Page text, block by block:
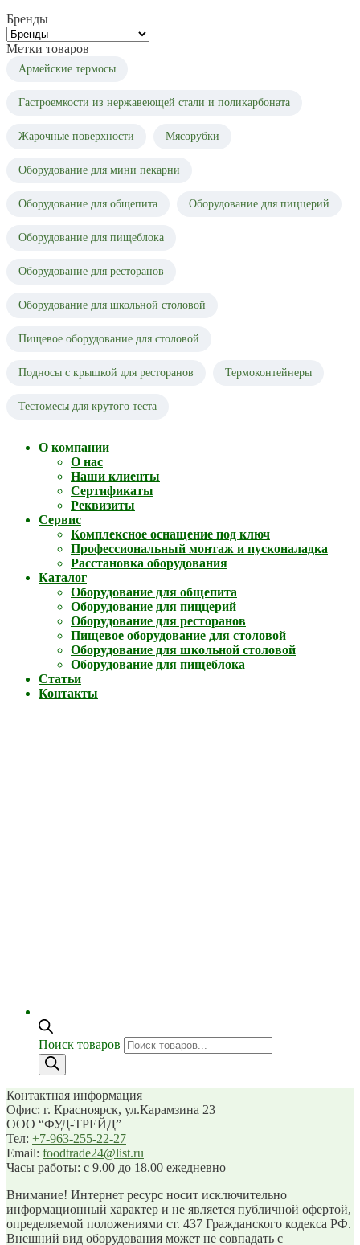
Бренды
Метки товаров
Армейские термосы
Гастроемкости из нержавеющей стали и поликарбоната
Жарочные поверхности Мясорубки
Оборудование для мини пекарни
Оборудование для общепита Оборудование для пиццерий
Оборудование для пищеблока
Оборудование для ресторанов
Оборудование для школьной столовой
Пищевое оборудование для столовой
Подносы с крышкой для ресторанов Термоконтейнеры
Тестомесы для крутого теста
О компании
О нас
Наши клиенты
Сертификаты
Реквизиты
Сервис
Комплексное оснащение под ключ
Профессиональный монтаж и пусконаладка
Расстановка оборудования
Каталог
Оборудование для общепита
Оборудование для пиццерий
Оборудование для ресторанов
Пищевое оборудование для столовой
Оборудование для школьной столовой
Оборудование для пищеблока
Статьи
Контакты
Поиск товаров
Контактная информация
Офис: г. Красноярск, ул.Карамзина 23
ООО “ФУД-ТРЕЙД”
Тел: +7-963-255-22-27
Email: foodtrade24@list.ru
Часы работы: с 9.00 до 18.00 ежедневно
Внимание! Интернет ресурс носит исключительно
информационный характер и не является публичной офертой,
определяемой положениями ст. 437 Гражданского кодекса РФ.
Внешний вид оборудования может не совпадать с